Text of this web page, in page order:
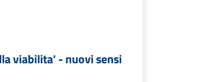
viabilita' - nuovi sensi